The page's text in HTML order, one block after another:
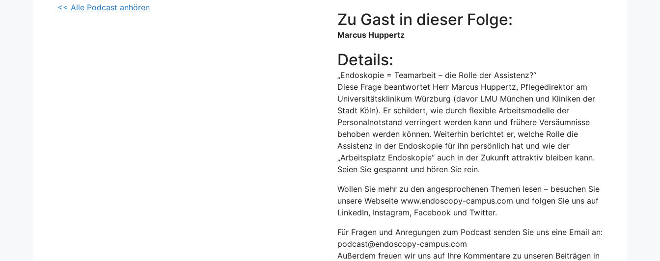
<< Alle Podcast anhören
Zu Gast in dieser Folge:
Marcus Huppertz
Details:
„Endoskopie = Teamarbeit – die Rolle der Assistenz?“
Diese Frage beantwortet Herr Marcus Huppertz, Pflegedirektor am
Universitätsklinikum Würzburg (davor LMU München und Kliniken der
Stadt Köln). Er schildert, wie durch flexible Arbeitsmodelle der
Personalnotstand verringert werden kann und frühere Versäumnisse
behoben werden können. Weiterhin berichtet er, welche Rolle die
Assistenz in der Endoskopie für ihn persönlich hat und wie der
„Arbeitsplatz Endoskopie“ auch in der Zukunft attraktiv bleiben kann.
Seien Sie gespannt und hören Sie rein.
Wollen Sie mehr zu den angesprochenen Themen lesen – besuchen Sie
unsere Webseite www.endoscopy-campus.com und folgen Sie uns auf
LinkedIn, Instagram, Facebook und Twitter.
Für Fragen und Anregungen zum Podcast senden Sie uns eine Email an:
podcast@endoscopy-campus.com
Außerdem freuen wir uns auf Ihre Kommentare zu unseren Beiträgen in